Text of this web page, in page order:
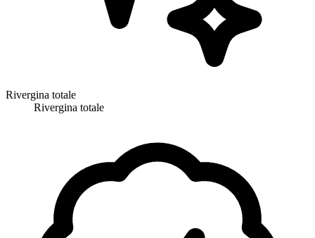
Rivergina totale
Rivergina totale